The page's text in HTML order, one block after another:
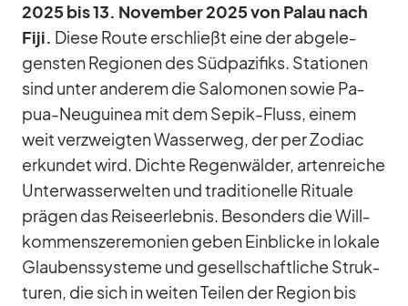
2025 bis 13. No­vem­ber 2025 von Pa­lau nach
Fiji. Diese Route er­schließt eine der ab­ge­le­
gens­ten Re­gio­nen des Süd­pa­zi­fiks. Sta­tio­nen
sind un­ter an­de­rem die Sa­lo­mo­nen so­wie Pa­
pua-Neu­gui­nea mit dem Sepik-Fluss, ei­nem
weit ver­zweig­ten Was­ser­weg, der per Zo­diac
er­kun­det wird. Dichte Re­gen­wäl­der, ar­ten­rei­che
Un­ter­was­ser­wel­ten und tra­di­tio­nelle Ri­tuale
prä­gen das Rei­se­er­leb­nis. Be­son­ders die Will­
kom­mens­ze­re­mo­nien ge­ben Ein­bli­cke in lo­kale
Glau­bens­sys­teme und ge­sell­schaft­li­che Struk­
tu­ren, die sich in wei­ten Tei­len der Re­gion bis